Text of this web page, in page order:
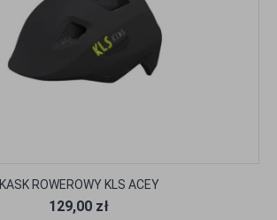
KASK ROWEROWY KLS ACEY
129,00 zł